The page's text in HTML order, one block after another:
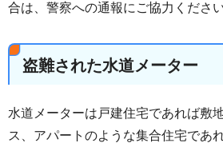
合は、警察への通報にご協力ください
盗難された水道メーター
水道メーターは戸建住宅であれば敷
ス、アパートのような集合住宅であ